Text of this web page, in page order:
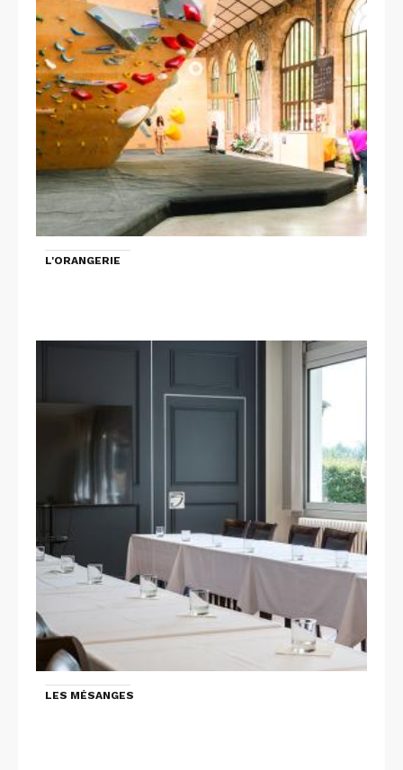
L'ORANGERIE
LES MÉSANGES